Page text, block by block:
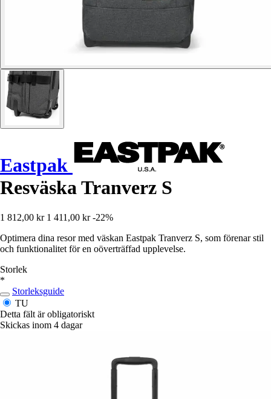
Eastpak
Resväska Tranverz S
1 812,00 kr 1 411,00 kr -22%
Optimera dina resor med väskan Eastpak Tranverz S, som förenar stil
och funktionalitet för en oöverträffad upplevelse.
Storlek
*
Storleksguide
TU
Detta fält är obligatoriskt
Skickas inom 4 dagar